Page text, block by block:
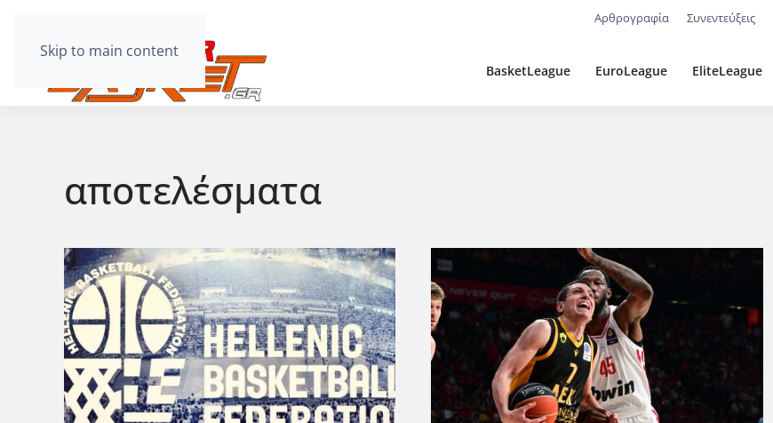
Skip to main content
Αρθρογραφία Συνεντεύξεις
BasketLeague EuroLeague EliteLeague
αποτελέσματα